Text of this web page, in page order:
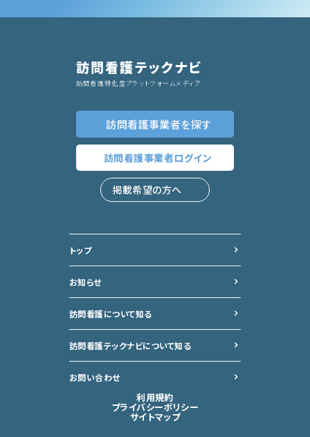
訪問看護テックナビ
訪問看護特化型プラットフォームメディア
訪問看護事業者を探す
訪問看護事業者ログイン
掲載希望の方へ
トップ
お知らせ
訪問看護について知る
訪問看護テックナビについて知る
お問い合わせ
利用規約
プライバシーポリシー
サイトマップ